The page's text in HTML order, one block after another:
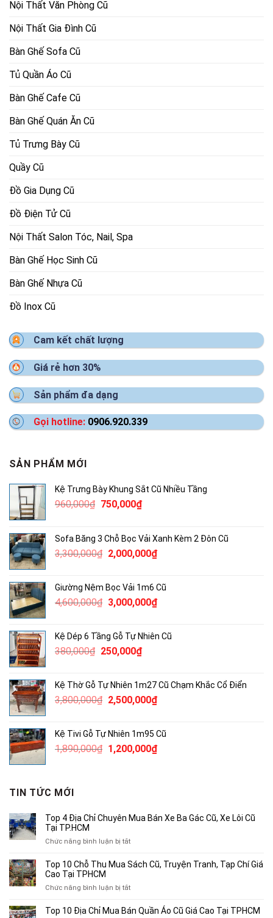
Nội Thất Văn Phòng Cũ
Nội Thất Gia Đình Cũ
Bàn Ghế Sofa Cũ
Tủ Quần Áo Cũ
Bàn Ghế Cafe Cũ
Bàn Ghế Quán Ăn Cũ
Tủ Trưng Bày Cũ
Quầy Cũ
Đồ Gia Dụng Cũ
Đồ Điện Tử Cũ
Nội Thất Salon Tóc, Nail, Spa
Bàn Ghế Học Sinh Cũ
Bàn Ghế Nhựa Cũ
Đồ Inox Cũ
Cam kết chất lượng
Giá rẻ hơn 30%
Sản phẩm đa dạng
Gọi hotline: 0906.920.339
SẢN PHẨM MỚI
Kệ Trưng Bày Khung Sắt Cũ Nhiều Tầng
960,000₫ Giá
960,000₫.
750,000₫Giá
là:
750,000₫.
Sofa Băng 3 Chỗ Bọc Vải Xanh Kèm 2 Đôn Cũ
3,300,000₫ Giá
3,300,000₫.
2,000,000₫Giá
là:
2,000,000₫.
Giường Nệm Bọc Vải 1m6 Cũ
4,600,000₫ Giá
4,600,000₫.
3,000,000₫Giá
là:
Kệ Dép 6 Tầng Gỗ Tự Nhiên Cũ
380,000₫ Giá
380,000₫.
250,000₫Giá
là:
250,000₫.
Kệ Thờ Gỗ Tự Nhiên 1m27 Cũ Chạm Khắc Cổ Điển
3,800,000₫ Giá
3,800,000₫.
2,500,000₫Giá
là:
2,500,000₫.
Kệ Tivi Gỗ Tự Nhiên 1m95 Cũ
1,890,000₫ Giá
1,200,000₫Giá
TIN TỨC MỚI
Top 4 Địa Chỉ Chuyên Mua Bán Xe Ba Gác Cũ, Xe Lôi Cũ
Tại TP.HCM
Chức năng bình luận bị tắtở
4
Chuyên
Bán
Top 10 Chỗ Thu Mua Sách Cũ, Truyện Tranh, Tạp Chí Giá
Cao Tại TPHCM
Chức năng bình luận bị tắtở
10
Top 10 Địa Chỉ Mua Bán Quần Áo Cũ Giá Cao Tại TPHCM